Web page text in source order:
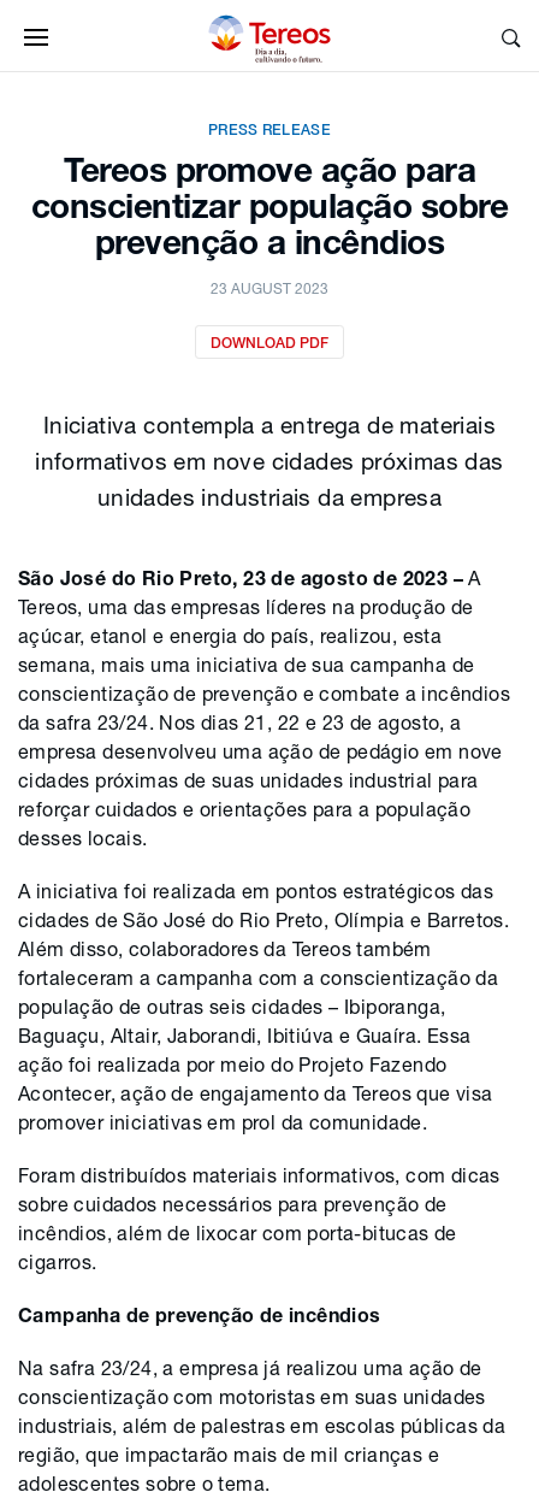
PRESS RELEASE
Tereos promove ação para
conscientizar população sobre
prevenção a incêndios
23 AUGUST 2023
DOWNLOAD PDF
Iniciativa contempla a entrega de materiais
informativos em nove cidades próximas das
unidades industriais da empresa
São José do Rio Preto, 23 de agosto de 2023 – A
Tereos, uma das empresas líderes na produção de
açúcar, etanol e energia do país, realizou, esta
semana, mais uma iniciativa de sua campanha de
conscientização de prevenção e combate a incêndios
da safra 23/24. Nos dias 21, 22 e 23 de agosto, a
empresa desenvolveu uma ação de pedágio em nove
cidades próximas de suas unidades industrial para
reforçar cuidados e orientações para a população
desses locais.
A iniciativa foi realizada em pontos estratégicos das
cidades de São José do Rio Preto, Olímpia e Barretos.
Além disso, colaboradores da Tereos também
fortaleceram a campanha com a conscientização da
população de outras seis cidades – Ibiporanga,
Baguaçu, Altair, Jaborandi, Ibitiúva e Guaíra. Essa
ação foi realizada por meio do Projeto Fazendo
Acontecer, ação de engajamento da Tereos que visa
promover iniciativas em prol da comunidade.
Foram distribuídos materiais informativos, com dicas
sobre cuidados necessários para prevenção de
incêndios, além de lixocar com porta-bitucas de
cigarros.
Campanha de prevenção de incêndios
Na safra 23/24, a empresa já realizou uma ação de
conscientização com motoristas em suas unidades
industriais, além de palestras em escolas públicas da
região, que impactarão mais de mil crianças e
adolescentes sobre o tema.